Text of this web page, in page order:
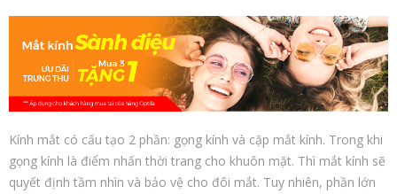
Kính mắt có cấu tạo 2 phần: gọng kính và cặp mắt kính. Trong khi
gọng kính là điểm nhấn thời trang cho khuôn mặt. Thì mắt kính sẽ
quyết định tầm nhìn và bảo vệ cho đôi mắt. Tuy nhiên, phần lớn